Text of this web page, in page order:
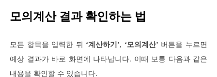
모의계산 결과 확인하는 법
모든 항목을 입력한 뒤 ‘계산하기’, ‘모의계산’ 버튼을 누르면
예상 결과가 바로 화면에 나타납니다. 이때 보통 다음과 같은
내용을 확인할 수 있습니다.